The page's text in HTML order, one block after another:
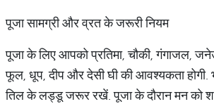
पूजा सामग्री और व्रत के जरूरी नियम
पूजा के लिए आपको प्रतिमा, चौकी, गंगाजल,
फूल, धूप, दीप और देसी घी की आवश्यकता होगी.
तिल के लड्डू जरूर रखें. पूजा के दौरान मन को